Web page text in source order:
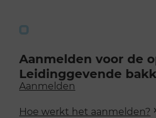
Aanmelden voor de
Leidinggevende
Aanmelden
Hoe werkt het aanmelden?